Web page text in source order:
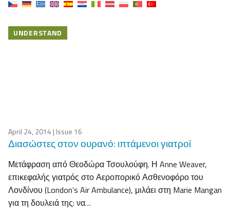
UNDERSTAND
April 24, 2014 | Issue 16
Διασώστες στον ουρανό: ιπτάμενοι γιατροί
Μετάφραση από Θεοδώρα Τσουλούφη. Η Anne Weaver,
επικεφαλής γιατρός στο Αεροπορικό Ασθενοφόρο του
Λονδίνου (London’s Air Ambulance), μιλάει στη Marie Mangan
για τη δουλειά της: να…